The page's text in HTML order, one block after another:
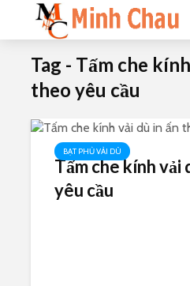
Tag - Tấm che
theo yêu cầu
BẠT PHỦ VẢI DÙ
Tấm che kính vải
yêu cầu